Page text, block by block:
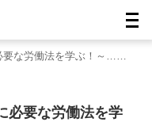
要な労働法を学ぶ！～……
必要な労働法を学